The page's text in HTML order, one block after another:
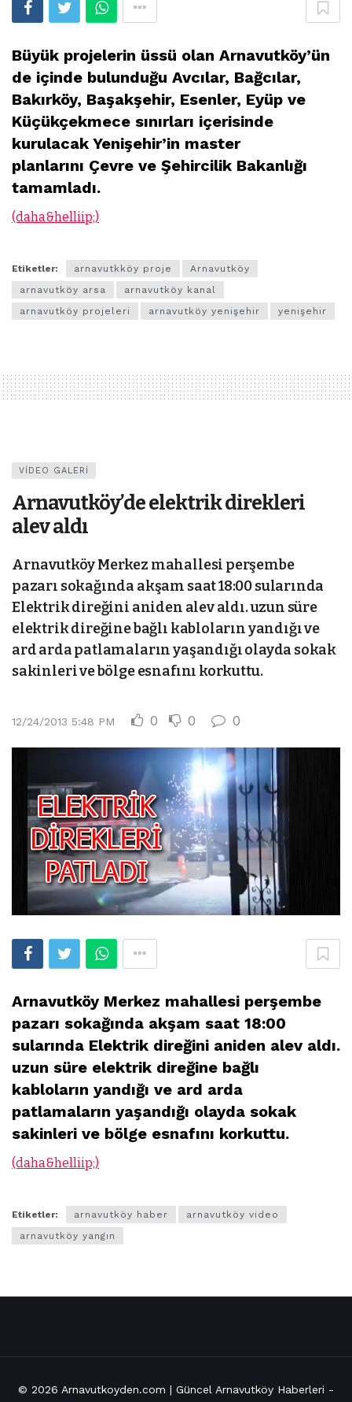
Büyük projelerin üssü olan Arnavutköy’ün
de içinde bulunduğu Avcılar, Bağcılar,
Bakırköy, Başakşehir, Esenler, Eyüp ve
Küçükçekmece sınırları içerisinde
kurulacak Yenişehir’in master
planlarını Çevre ve Şehircilik Bakanlığı
tamamladı.
(daha&helliip;)
Etiketler: arnavutkköy proje
Arnavutköy
arnavutköy arsa
arnavutköy kanal
arnavutköy projeleri
arnavutköy yenişehir yenişehir
VIDEO GALERI
Arnavutköy’de elektrik direkleri
alev aldı
Arnavutköy Merkez mahallesi perşembe
pazarı sokağında akşam saat 18:00 sularında
Elektrik direğini aniden alev aldı. uzun süre
elektrik direğine bağlı kabloların yandığı ve
ard arda patlamaların yaşandığı olayda sokak
sakinleri ve bölge esnafını korkuttu.
12/24/2013 5:48 PM 0 0 0
Arnavutköy Merkez mahallesi perşembe
pazarı sokağında akşam saat 18:00
sularında Elektrik direğini aniden alev aldı.
uzun süre elektrik direğine bağlı
kabloların yandığı ve ard arda
patlamaların yaşandığı olayda sokak
sakinleri ve bölge esnafını korkuttu.
(daha&helliip;)
Etiketler: arnavutköy haber
arnavutköy video
arnavutköy yangın
© 2026 Arnavutkoyden.com | Güncel Arnavutköy Haberleri -